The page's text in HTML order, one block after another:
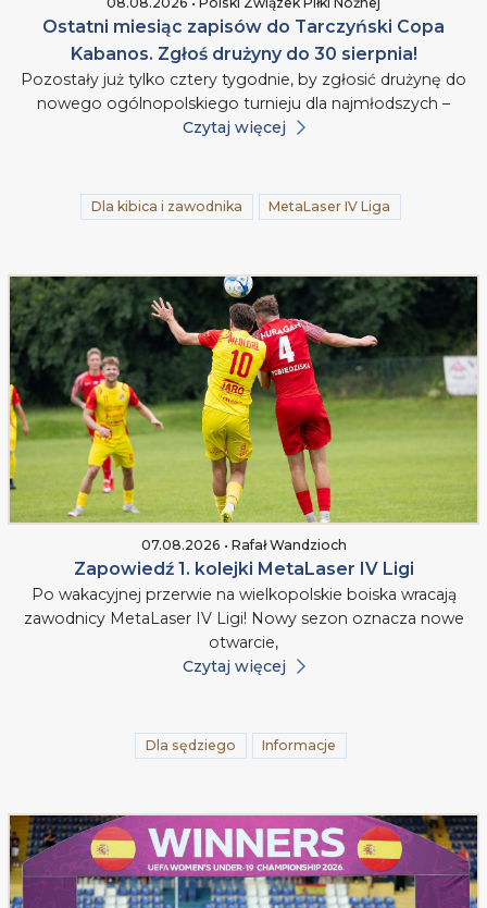
Ostatni miesiąc zapisów do Tarczyński Copa
Kabanos. Zgłoś drużyny do 30 sierpnia!
Pozostały już tylko cztery tygodnie, by zgłosić drużynę do
nowego ogólnopolskiego turnieju dla najmłodszych –
Czytaj więcej
Dla kibica i zawodnika MetaLaser IV Liga
07.08.2026 • Rafał Wandzioch
Zapowiedź 1. kolejki MetaLaser IV Ligi
Po wakacyjnej przerwie na wielkopolskie boiska wracają
zawodnicy MetaLaser IV Ligi! Nowy sezon oznacza nowe
otwarcie,
Czytaj więcej
Dla sędziego Informacje